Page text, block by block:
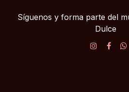
Síguenos y forma parte del
Dulce